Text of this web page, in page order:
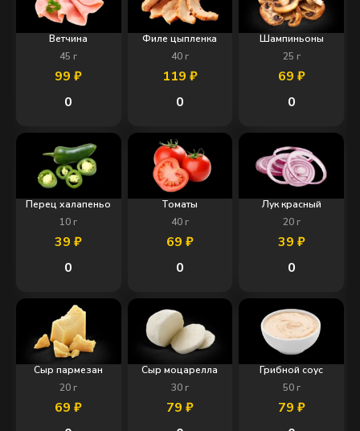
Ветчина
45 г
99₽
0
Филе цыпленка
40г
119 ₽
0
Шампиньоны
25 г
69 ₽
0
Перец халапеньо
10 г
39₽
0
Томаты
40г
69 ₽
0
Лук красный
20г
39 ₽
0
Сыр пармезан
20 г
69₽
Сыр моцарелла
30г
79 ₽
Грибной соус
50г
79 ₽